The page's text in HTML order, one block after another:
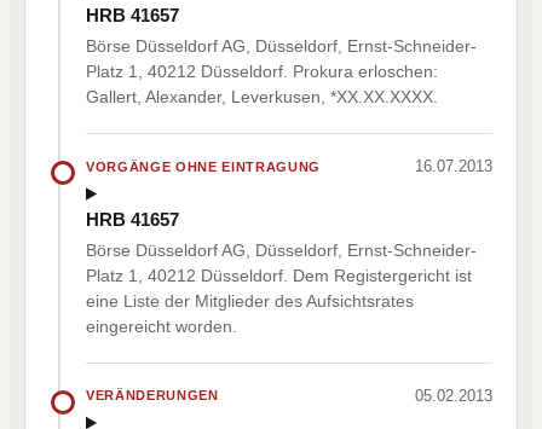
HRB 41657
Börse Düsseldorf AG, Düsseldorf, Ernst-Schneider-
Platz 1, 40212 Düsseldorf. Prokura erloschen:
Gallert, Alexander, Leverkusen, *XX.XX.XXXX.
VORGÄNGE OHNE EINTRAGUNG 16.07.2013
HRB 41657
Börse Düsseldorf AG, Düsseldorf, Ernst-Schneider-
Platz 1, 40212 Düsseldorf. Dem Registergericht ist
eine Liste der Mitglieder des Aufsichtsrates
eingereicht worden.
VERÄNDERUNGEN 05.02.2013